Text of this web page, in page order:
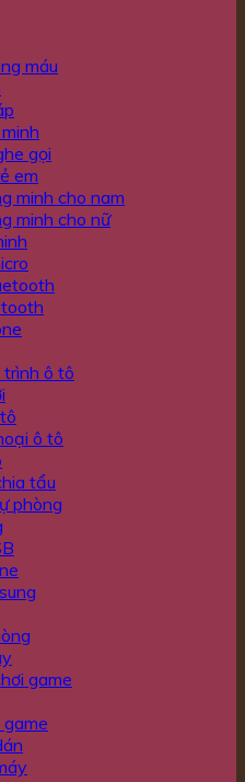
máu
gọi
em
minh cho nam
minh cho nữ
trình ô tô
ô tô
tẩu
phòng
game